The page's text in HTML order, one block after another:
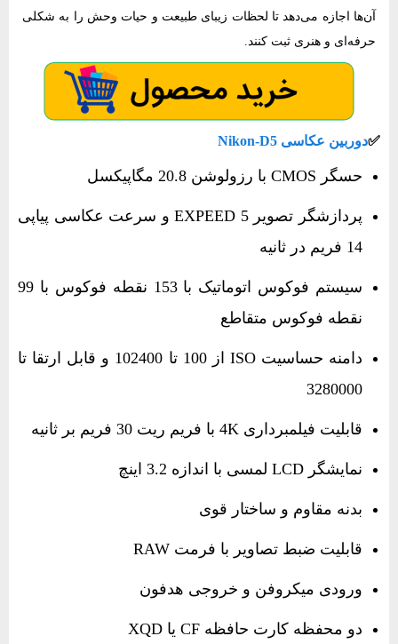
آن‌ها اجازه می‌دهد تا لحظات زیبای طبیعت و حیات وحش را به شکلی
حرفه‌ای و هنری ثبت کنند.
✅​دوربین عکاسی Nikon-D5
حسگر CMOS با رزولوشن 20.8 مگاپیکسل
پردازشگر تصویر EXPEED 5 و سرعت عکاسی پیاپی
14 فریم در ثانیه
سیستم فوکوس اتوماتیک با 153 نقطه فوکوس با 99
نقطه فوکوس متقاطع
دامنه حساسیت ISO از 100 تا 102400 و قابل ارتقا تا
3280000
قابلیت فیلمبرداری 4K با فریم ریت 30 فریم بر ثانیه
نمایشگر LCD لمسی با اندازه 3.2 اینچ
بدنه مقاوم و ساختار قوی
قابلیت ضبط تصاویر با فرمت RAW
ورودی میکروفن و خروجی هدفون
دو محفظه کارت حافظه CF یا XQD